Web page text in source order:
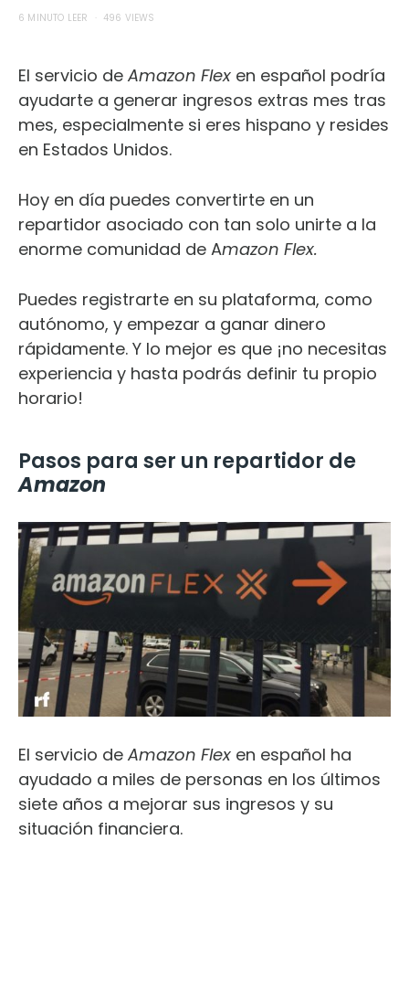
6 MINUTO LEER 496 VIEWS
El servicio de Amazon Flex en español podría
ayudarte a generar ingresos extras mes tras
mes, especialmente si eres hispano y resides
en Estados Unidos.
Hoy en día puedes convertirte en un
repartidor asociado con tan solo unirte a la
enorme comunidad de Amazon Flex.
Puedes registrarte en su plataforma, como
autónomo, y empezar a ganar dinero
rápidamente. Y lo mejor es que ¡no necesitas
experiencia y hasta podrás definir tu propio
horario!
Pasos para ser un repartidor de
Amazon
El servicio de Amazon Flex en español ha
ayudado a miles de personas en los últimos
siete años a mejorar sus ingresos y su
situación financiera.